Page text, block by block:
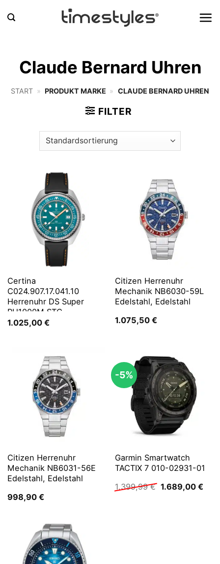
Inhalt
Claude Bernard Uhren
START » PRODUKT MARKE » CLAUDE BERNARD UHREN
FILTER
Certina
C024.907.17.041.10
Herrenuhr DS Super
PH1000M STC
1.025,00 €
Citizen Herrenuhr
Mechanik NB6030-59L
Edelstahl, Edelstahl
1.075,50 €
Citizen Herrenuhr
Mechanik NB6031-56E
Edelstahl, Edelstahl
998,90 €
-5%
Garmin Smartwatch
TACTIX 7 010-02931-01
1.399,99€ Ursprünglicher
1.689,00 €